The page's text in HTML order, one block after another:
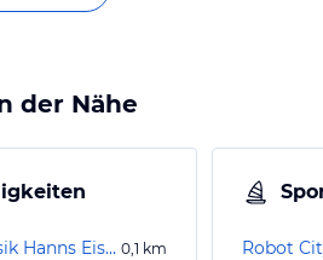
der Nähe
Hochschule für Musik Hanns Eisler Berlin 0,1 km Robot